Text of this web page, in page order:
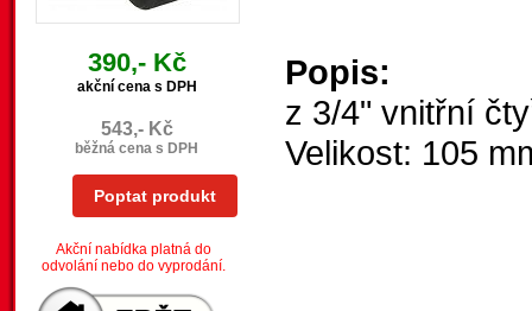
390,- Kč
akční cena s DPH
543,- Kč
běžná cena s DPH
Poptat produkt
Akční nabídka platná do
odvolání nebo do vyprodání.
Popis:
z 3/4" vnitřní
Velikost: 105